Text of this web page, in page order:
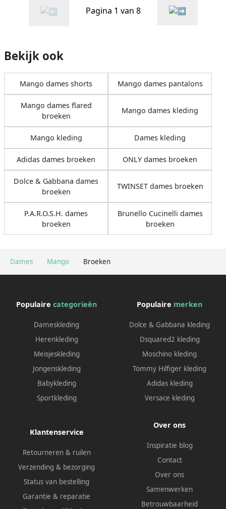
Dames Mango Broeken
Pagina 1 van 8
Bekijk ook
Mango dames shorts Mango dames pantalons
Mango dames flared
broeken
Mango dames kleding
Mango kleding Dames kleding
Adidas dames broeken ONLY dames broeken
Dolce & Gabbana dames
broeken
TWINSET dames broeken
P.A.R.O.S.H. dames
broeken
Brunello Cucinelli dames
broeken
Populaire categorieën
Dameskleding
Herenkleding
Meisjeskleding
Jongenskleding
Babykleding
Sportkleding
Populaire merken
Dolce & Gabbana kleding
Dsquared2 kleding
Moschino kleding
Tommy Hilfiger kleding
Adidas kleding
Versace kleding
Klantenservice
Retourneren & ruilen
Verzending & bezorging
Status van bestelling
Garantie & reparatie
Over ons
Inspiratie blog
Contact
Over ons
Samenwerken
Betrouwbaarheid